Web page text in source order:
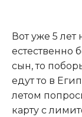
Вот уже 5
естественно
сын, то
едут то в
летом
карту с